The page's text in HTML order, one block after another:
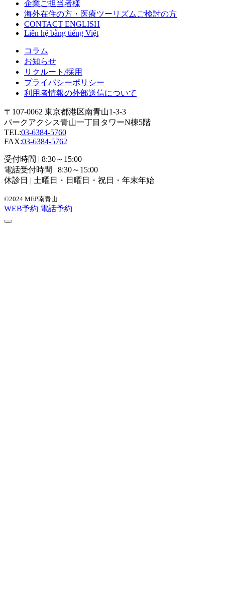
企業ご担当者様
海外在住の方・医療ツーリズムご検討の方
CONTACT ENGLISH
Liên hệ bằng tiếng Việt
コラム
お知らせ
リクルート/採用
プライバシーポリシー
利用者情報の外部送信について
〒107-0062 東京都港区南青山1-3-3
パークアクシス青山一丁目タワーN棟5階
TEL:03-6384-5760
FAX:03-6384-5762
受付時間 | 8:30～15:00
電話受付時間 | 8:30～15:00
休診日 | 土曜日・日曜日・祝日・年末年始
©2024 MEP南青山
WEB予約 電話予約